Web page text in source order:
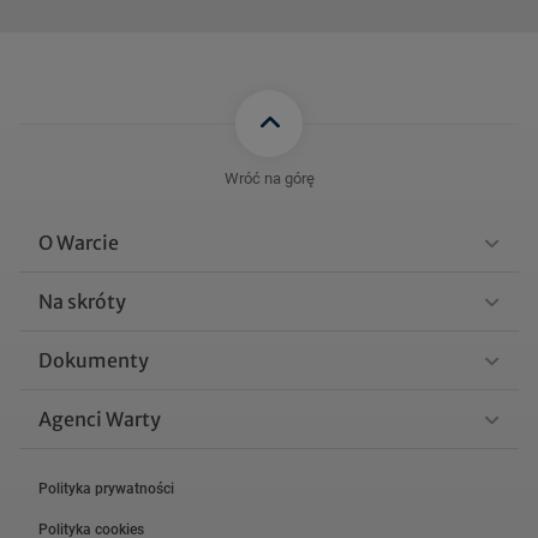
Wróć na górę
O Warcie
Na skróty
Dokumenty
Agenci Warty
Polityka prywatności
Polityka cookies